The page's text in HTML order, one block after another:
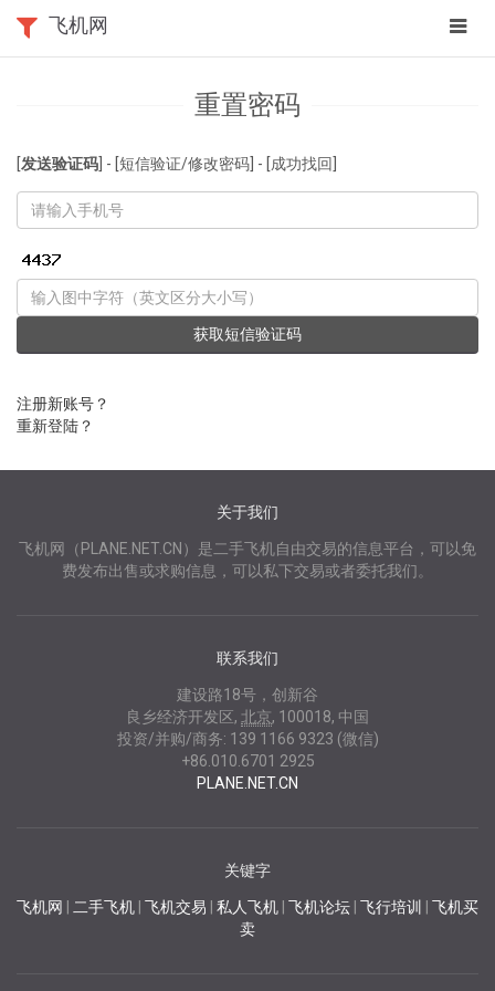
app
飞机网
重置密码
发送验证码 ] - [短信验证/修改密码] - [成功找回]
获取短信验证码
注册新账号？
重新登陆？
关于我们
飞机网（PLANE.NET.CN）是二手飞机自由交易的信息平台，可以免
费发布出售或求购信息，可以私下交易或者委托我们。
联系我们
建设路18号，创新谷
良乡经济开发区, 北京, 100018, 中国
投资/并购/商务: 139 1166 9323 (微信)
+86.010.6701 2925
PLANE.NET.CN
关键字
飞机网 二手飞机 飞机交易 私人飞机 飞机论坛 飞行培训
飞机买
卖